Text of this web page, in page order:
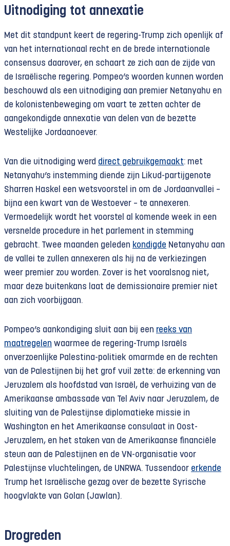
Uitnodiging tot annexatie
Met dit standpunt keert de regering-Trump zich openlijk af
van het internationaal recht en de brede internationale
consensus daarover, en schaart ze zich aan de zijde van
de Israëlische regering. Pompeo’s woorden kunnen worden
beschouwd als een uitnodiging aan premier Netanyahu en
de kolonistenbeweging om vaart te zetten achter de
aangekondigde annexatie van delen van de bezette
Westelijke Jordaanoever.
Van die uitnodiging werd direct gebruikgemaakt: met
Netanyahu’s instemming diende zijn Likud-partijgenote
Sharren Haskel een wetsvoorstel in om de Jordaanvallei –
bijna een kwart van de Westoever – te annexeren.
Vermoedelijk wordt het voorstel al komende week in een
versnelde procedure in het parlement in stemming
gebracht. Twee maanden geleden kondigde Netanyahu aan
de vallei te zullen annexeren als hij na de verkiezingen
weer premier zou worden. Zover is het vooralsnog niet,
maar deze buitenkans laat de demissionaire premier niet
aan zich voorbijgaan.
Pompeo’s aankondiging sluit aan bij een reeks van
maatregelen waarmee de regering-Trump Israëls
onverzoenlijke Palestina-politiek omarmde en de rechten
van de Palestijnen bij het grof vuil zette: de erkenning van
Jeruzalem als hoofdstad van Israël, de verhuizing van de
Amerikaanse ambassade van Tel Aviv naar Jeruzalem, de
sluiting van de Palestijnse diplomatieke missie in
Washington en het Amerikaanse consulaat in Oost-
Jeruzalem, en het staken van de Amerikaanse financiële
steun aan de Palestijnen en de VN-organisatie voor
Palestijnse vluchtelingen, de UNRWA. Tussendoor erkende
Trump het Israëlische gezag over de bezette Syrische
hoogvlakte van Golan (Jawlan).
Drogreden